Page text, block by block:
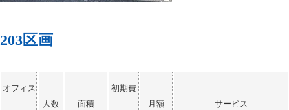
203区画
オフィス
人数 面積
初期費
月額 サービス